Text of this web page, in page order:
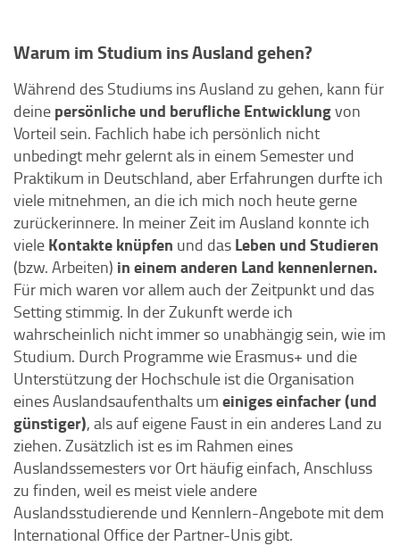
Warum im Studium ins Ausland gehen?
Während des Studiums ins Ausland zu gehen, kann für
deine persönliche und berufliche Entwicklungvon
Vorteil sein. Fachlich habe ich persönlich nicht
unbedingt mehr gelernt als in einem Semester und
Praktikum in Deutschland, aber Erfahrungen durfte ich
viele mitnehmen, an die ich mich noch heute gerne
zurückerinnere. In meiner Zeit im Ausland konnte ich
viele Kontakte knüpfen und das Leben und Studieren
(bzw. Arbeiten) in einem anderen Land kennenlernen.
Für mich waren vor allem auch der Zeitpunkt und das
Setting stimmig. In der Zukunft werde ich
wahrscheinlich nicht immer so unabhängig sein, wie im
Studium. Durch Programme wie Erasmus+ und die
Unterstützung der Hochschule ist die Organisation
eines Auslandsaufenthalts um einiges einfacher (und
günstiger), als auf eigene Faust in ein anderes Land zu
ziehen. Zusätzlich ist es im Rahmen eines
Auslandssemesters vor Ort häufig einfach, Anschluss
zu finden, weil es meist viele andere
Auslandsstudierende und Kennlern-Angebote mit dem
International Office der Partner-Unis gibt.